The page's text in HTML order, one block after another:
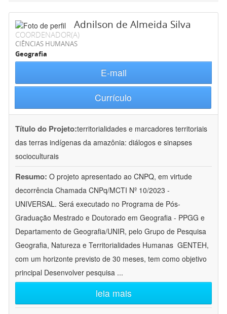
Adnilson de Almeida Silva
COORDENADOR(A)
CIÊNCIAS HUMANAS
Geografia
E-mail
Currículo
Título do Projeto:territorialidades e marcadores territoriais
das terras indígenas da amazônia: diálogos e sinapses
socioculturais
Resumo: O projeto apresentado ao CNPQ, em virtude
decorrência Chamada CNPq/MCTI Nº 10/2023 -
UNIVERSAL. Será executado no Programa de Pós-
Graduação Mestrado e Doutorado em Geografia - PPGG e
Departamento de Geografia/UNIR, pelo Grupo de Pesquisa
Geografia, Natureza e Territorialidades Humanas  GENTEH,
com um horizonte previsto de 30 meses, tem como objetivo
principal Desenvolver pesquisa ...
leia mais